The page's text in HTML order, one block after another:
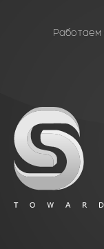
Работаем